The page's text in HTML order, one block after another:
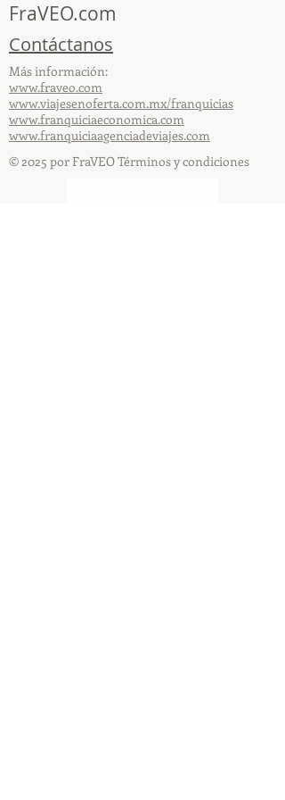
FraVEO.com
Contáctanos
Más información:
www.fraveo.com
www.viajesenoferta.com.mx/franquicias
www.franquiciaeconomica.com
www.franquiciaagenciadeviajes.com
© 2025 por FraVEO Términos y condiciones